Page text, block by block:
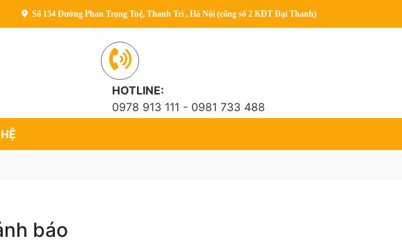
Số 154 Đường Phan Trọng Tuệ, Thanh Trì , Hà Nội (cổng số 2 KĐT Đại Thanh)
HOTLINE:
0978 913 111 - 0981 733 488
báo